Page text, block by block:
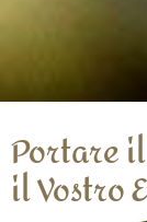
Portare
il Vostro